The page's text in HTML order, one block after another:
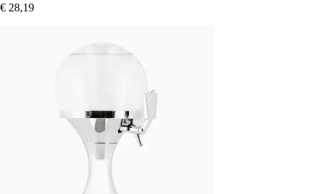
€ 28,19